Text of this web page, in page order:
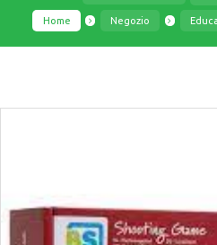
Home Negozio